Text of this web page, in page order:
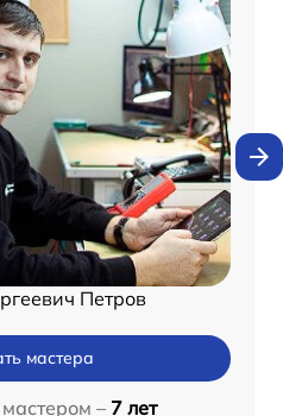
Петров
мастера
– 7 лет